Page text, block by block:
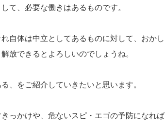
て、必要な働きはあるものです。
自体は中立としてあるものに対して、おかし
放できるとよろしいのでしょうね。
、をご紹介していきたいと思います。
っかけや、危ないスピ・エゴの予防になれば